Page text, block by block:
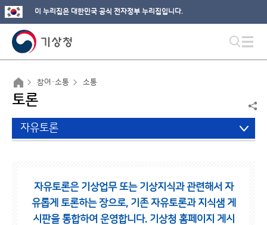
이 누리집은 대한민국 공식 전자정부 누리집입니다.
참여·소통 소통
토론
자유토론
자유토론은 기상업무 또는 기상지식과 관련해서 자
유롭게 토론하는 장으로, 기존 자유토론과 지식샘 게
시판을 통합하여 운영합니다. 기상청 홈페이지 게시